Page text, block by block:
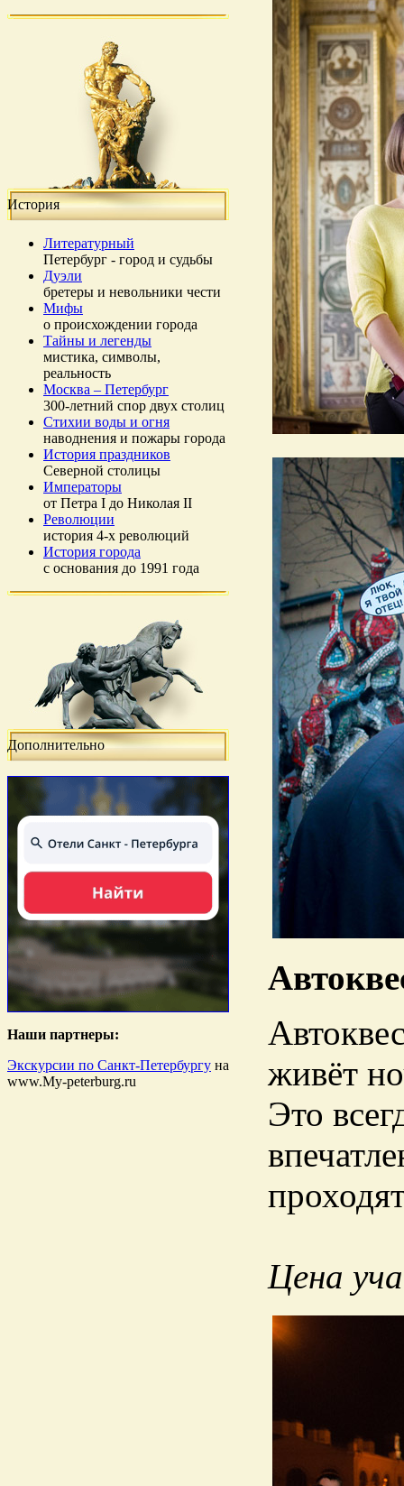
История
Литературный
Петербург - город и судьбы
Дуэли
бретеры и невольники чести
Мифы
о происхождении города
Тайны и легенды
мистика, символы,
реальность
Москва – Петербург
300-летний спор двух столиц
Стихии воды и огня
наводнения и пожары города
История праздников
Северной столицы
Императоры
от Петра I до Николая II
Революции
история 4-х революций
История города
с основания до 1991 года
Дополнительно
Наши партнеры:
Экскурсии по Санкт-Петербургу на
www.My-peterburg.ru
живёт
Это
Цена